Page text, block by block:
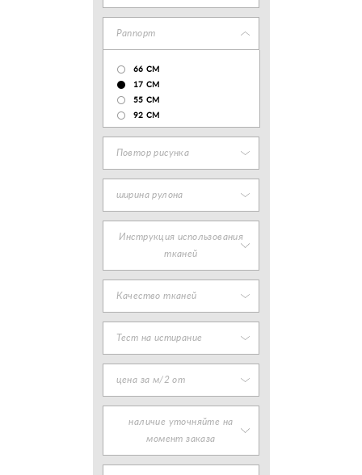
Раппорт
66 СМ
17 CM
55 СМ
92 СМ
Повтор рисунка
ширина рулона
Инструкция использования
тканей
Качество тканей
Тест на истирание
цена за м/2 от
наличие уточняйте на
момент заказа